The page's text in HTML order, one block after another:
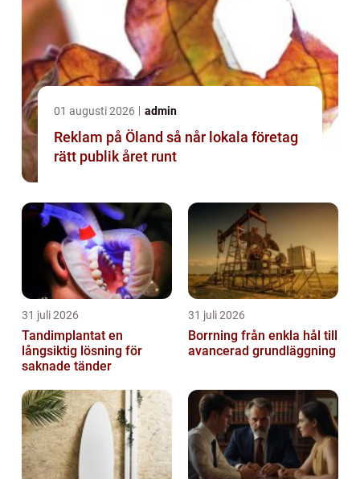
01 augusti 2026 admin
Reklam på Öland så når lokala företag
rätt publik året runt
31 juli 2026
Tandimplantat en
långsiktig lösning för
saknade tänder
31 juli 2026
Borrning från enkla hål till
avancerad grundläggning